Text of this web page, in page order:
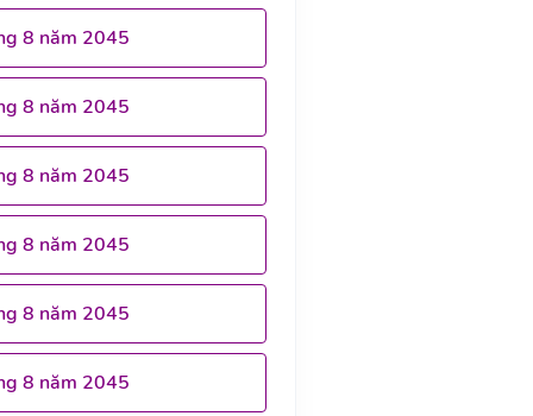
8 năm 2045
8 năm 2045
8 năm 2045
8 năm 2045
8 năm 2045
8 năm 2045